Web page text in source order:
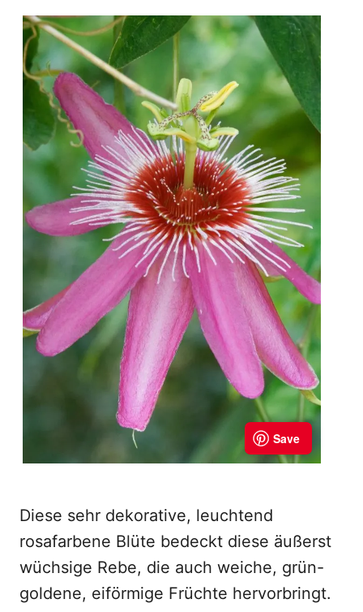
Diese sehr dekorative, leuchtend
rosafarbene Blüte bedeckt diese äußerst
wüchsige Rebe, die auch weiche, grün-
goldene, eiförmige Früchte hervorbringt.